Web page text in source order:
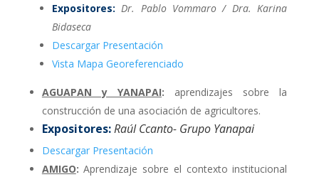
Expositores: Dr. Pablo Vommaro / Dra. Karina
Bidaseca
Descargar Presentación
Vista Mapa Georeferenciado
AGUAPAN y YANAPAI: aprendizajes sobre la
construcción de una asociación de agricultores.
Expositores:Raúl Ccanto- Grupo Yanapai
Descargar Presentación
AMIGO: Aprendizaje sobre el contexto institucional